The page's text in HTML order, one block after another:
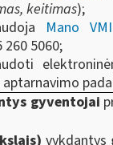
keitimas);
Mano VMI
5060;
gyventojai
vykdantys